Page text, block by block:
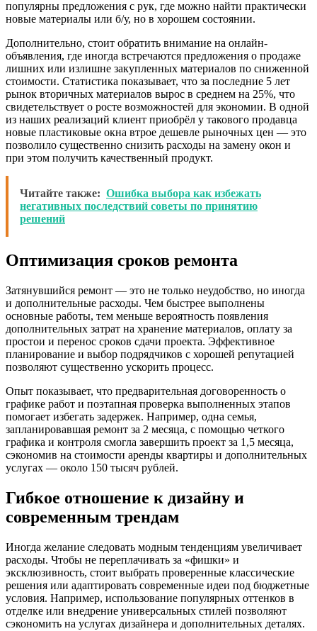
популярны предложения с рук, где можно найти практически
новые материалы или б/у, но в хорошем состоянии.
Дополнительно, стоит обратить внимание на онлайн-
объявления, где иногда встречаются предложения о продаже
лишних или излишне закупленных материалов по сниженной
стоимости. Статистика показывает, что за последние 5 лет
рынок вторичных материалов вырос в среднем на 25%, что
свидетельствует о росте возможностей для экономии. В одной
из наших реализаций клиент приобрёл у такового продавца
новые пластиковые окна втрое дешевле рыночных цен — это
позволило существенно снизить расходы на замену окон и
при этом получить качественный продукт.
Читайте также: Ошибка выбора как избежать
негативных последствий советы по принятию
решений
Оптимизация сроков ремонта
Затянувшийся ремонт — это не только неудобство, но иногда
и дополнительные расходы. Чем быстрее выполнены
основные работы, тем меньше вероятность появления
дополнительных затрат на хранение материалов, оплату за
простои и перенос сроков сдачи проекта. Эффективное
планирование и выбор подрядчиков с хорошей репутацией
позволяют существенно ускорить процесс.
Опыт показывает, что предварительная договоренность о
графике работ и поэтапная проверка выполненных этапов
помогает избегать задержек. Например, одна семья,
запланировавшая ремонт за 2 месяца, с помощью четкого
графика и контроля смогла завершить проект за 1,5 месяца,
сэкономив на стоимости аренды квартиры и дополнительных
услугах — около 150 тысяч рублей.
Гибкое отношение к дизайну и
современным трендам
Иногда желание следовать модным тенденциям увеличивает
расходы. Чтобы не переплачивать за «фишки» и
эксклюзивность, стоит выбрать проверенные классические
решения или адаптировать современные идеи под бюджетные
условия. Например, использование популярных оттенков в
отделке или внедрение универсальных стилей позволяют
сэкономить на услугах дизайнера и дополнительных деталях.